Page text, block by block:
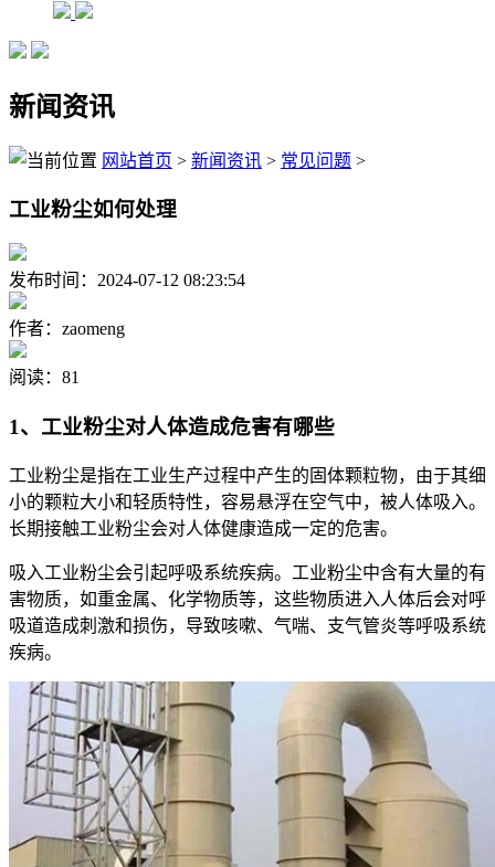
新闻资讯
网站首页 > 新闻资讯 > 常见问题 >
工业粉尘如何处理
发布时间：2024-07-12 08:23:54
作者：zaomeng
阅读：81
1、工业粉尘对人体造成危害有哪些
工业粉尘是指在工业生产过程中产生的固体颗粒物，由于其细
小的颗粒大小和轻质特性，容易悬浮在空气中，被人体吸入。
长期接触工业粉尘会对人体健康造成一定的危害。
吸入工业粉尘会引起呼吸系统疾病。工业粉尘中含有大量的有
害物质，如重金属、化学物质等，这些物质进入人体后会对呼
吸道造成刺激和损伤，导致咳嗽、气喘、支气管炎等呼吸系统
疾病。